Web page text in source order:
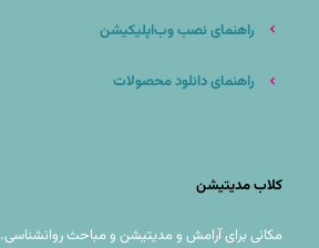
راهنمای نصب وب‌اپلیکیشن
راهنمای دانلود محصولات
کلاب مدیتیشن
مکانی براى آرامش و مديتيشن و مباحث روانشناسی.